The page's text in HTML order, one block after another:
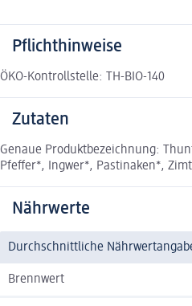
Pflichthinweise
ÖKO-Kontrollstelle: TH-BIO-140
Zutaten
Genaue Produktbezeichnung:
Pfeffer*, Ingwer*, Pastinaken*,
Nährwerte
Durchschnittliche
Brennwert